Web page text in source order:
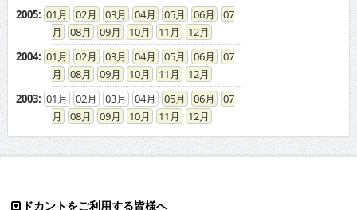
2005: 01 02 03 04 05 06
07
08
09 10 11
12
2004: 01 02 03 04 05 06
07
08
09 10 11
12
2003: 01 02 03 04 05 06
07
08
09 10 11 12
ドカントをご利用する皆様へ